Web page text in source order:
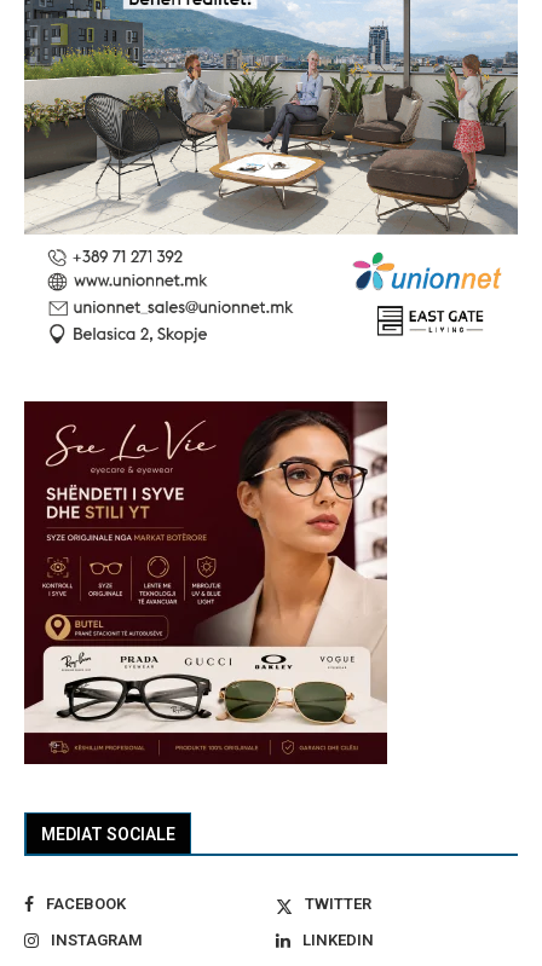
MEDIAT SOCIALE
FACEBOOK
TWITTER
INSTAGRAM
LINKEDIN